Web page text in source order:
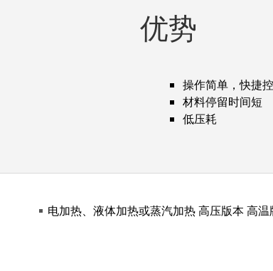
优势
操作简单，快捷
材料停留时间短
低压耗
电加热、液体加热或蒸汽加热 高压版本 高